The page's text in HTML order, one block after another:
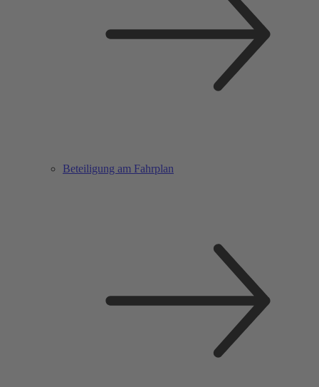
Beteiligung am Fahrplan